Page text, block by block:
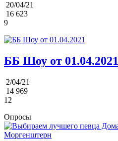
20/04/21
16 623
9
ББ Шоу от 01.04.2021
2/04/21
14 969
12
Опросы